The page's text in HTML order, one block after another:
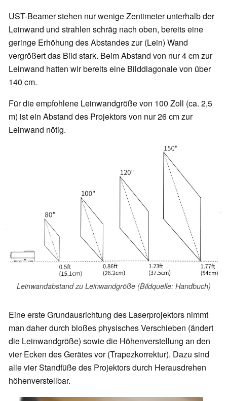
UST-Beamer stehen nur wenige Zentimeter unterhalb der
Leinwand und strahlen schräg nach oben, bereits eine
geringe Erhöhung des Abstandes zur (Lein) Wand
vergrößert das Bild stark. Beim Abstand von nur 4 cm zur
Leinwand hatten wir bereits eine Bilddiagonale von über
140 cm.
Für die empfohlene Leinwandgröße von 100 Zoll (ca. 2,5
m) ist ein Abstand des Projektors von nur 26 cm zur
Leinwand nötig.
Leinwandabstand zu Leinwandgröße (Bildquelle: Handbuch)
Eine erste Grundausrichtung des Laserprojektors nimmt
man daher durch bloßes physisches Verschieben (ändert
die Leinwandgröße) sowie die Höhenverstellung an den
vier Ecken des Gerätes vor (Trapezkorrektur). Dazu sind
alle vier Standfüße des Projektors durch Herausdrehen
höhenverstellbar.